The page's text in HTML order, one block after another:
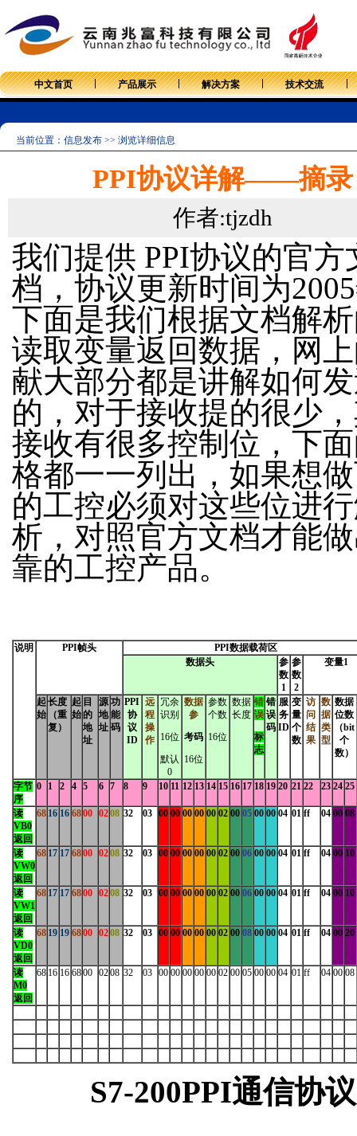
中文首页 产品展示 解决方案 技术交流
当前位置：信息发布 >> 浏览详细信息
PPI协议详解——摘录
作者:tjzdh
我们提供 PPI协议的官方
档，协议更新时间为
下面是我们根据文档解
读取变量返回数据，网
献大部分都是讲解如何
的，对于接收提的很少
接收有很多控制位，下
格都一一列出，如果想
的工控必须对这些位进
析，对照官方文档才能
靠的工控产品。
说明 PPI帧头
PPI数据载荷区
数据头
参
数
1
参
数
2
变量1
起
始
长度
（重
复）
起
始
目
的
地
址
源
地
址
功
能
码
PPI
协
议
ID
远
程
操
作
冗余
识别
16位
默认
0
数据
参
考码
16位
参数
个数
16位
数据
长度
错
误
标
志
错
误
码
服
务
ID
变
量
个
数
访
问
结
果
数
据
类
型
数据
位数
（bit
个
数）
字节
序
0 1 2 4 5 6 7 8 9 10 11 12 13 14 15 16 17 18 19 20 21 22 23 24 25
读
VB0
返回
68 16 16 6800 0208 32 03 00 00 00 00 00 02 00 05 00 00 04 01 ff 04 00 08
读
VW0
返回
68 17 17 6800 0208 32 03 00 00 00 00 00 02 00 06 00 00 04 01 ff 04 00 10
读
VW1
返回
68 17 17 6800 0208 32 03 00 00 00 00 00 02 00 06 00 00 04 01 ff 04 00 10
读
VD0
返回
68 19 19 6800 0208 32 03 00 00 00 00 00 02 00 08 00 00 04 01 ff 04 00 20
读
M0
返回
68 16 16 6800 0208 32 03 00 00 00 00 00 02 00 05 00 00 04 01 ff 04 00 08
S7-200PPI通信协议